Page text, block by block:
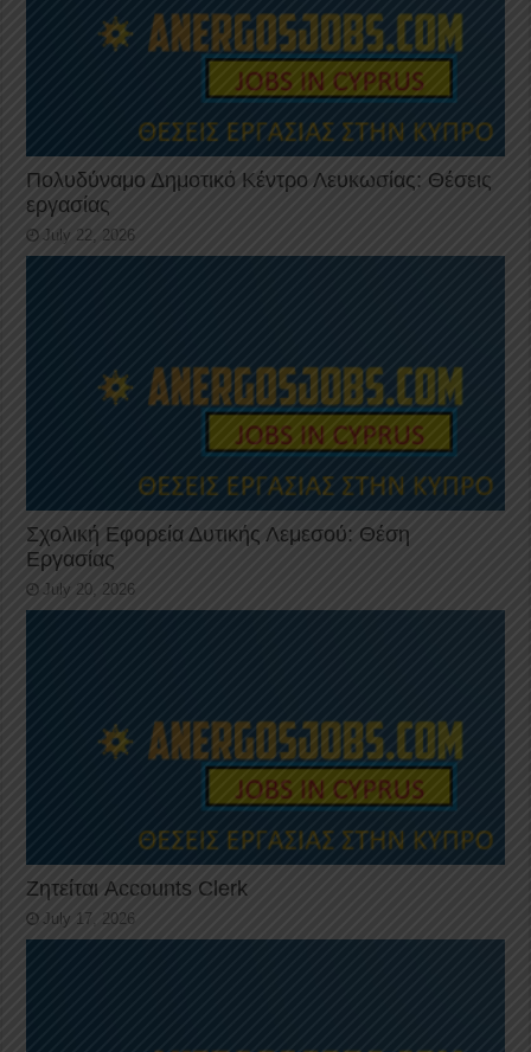
Πολυδύναμο Δημοτικό Κέντρο Λευκωσίας: Θέσεις
εργασίας
July 22, 2026
Σχολική Εφορεία Δυτικής Λεμεσού: Θέση
Εργασίας
July 20, 2026
Ζητείται Accounts Clerk
July 17, 2026